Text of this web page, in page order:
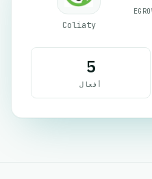
Coliaty
5
أفعال